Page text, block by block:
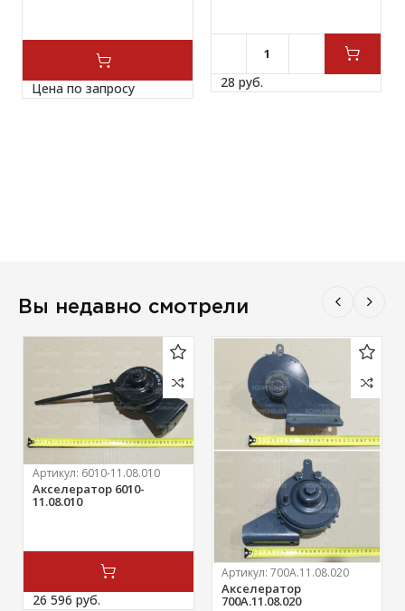
Цена по запросу 28 руб.
Вы недавно смотрели
Артикул: 6010-11.08.010
Акселератор 6010-
11.08.010
26 596 руб.
Артикул: 700А.11.08.020
Акселератор
700А.11.08.020